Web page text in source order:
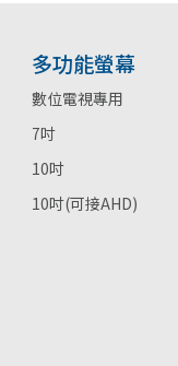
多功能螢幕
數位電視專用
7吋
10吋
10吋(可接AHD)